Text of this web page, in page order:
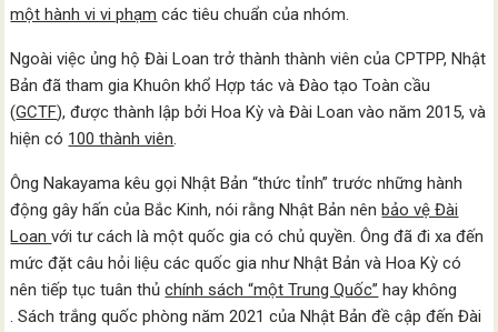
một hành vi vi phạm các tiêu chuẩn của nhóm.
Ngoài việc ủng hộ Đài Loan trở thành thành viên của CPTPP, Nhật
Bản đã tham gia Khuôn khổ Hợp tác và Đào tạo Toàn cầu
(GCTF), được thành lập bởi Hoa Kỳ và Đài Loan vào năm 2015, và
hiện có 100 thành viên.
Ông Nakayama kêu gọi Nhật Bản “thức tỉnh” trước những hành
động gây hấn của Bắc Kinh, nói rằng Nhật Bản nên bảo vệ Đài
Loanvới tư cách là một quốc gia có chủ quyền. Ông đã đi xa đến
mức đặt câu hỏi liệu các quốc gia như Nhật Bản và Hoa Kỳ có
nên tiếp tục tuân thủchính sách “một Trung Quốc” hay không
. Sách trắng quốc phòng năm 2021 của Nhật Bản đề cập đến Đài